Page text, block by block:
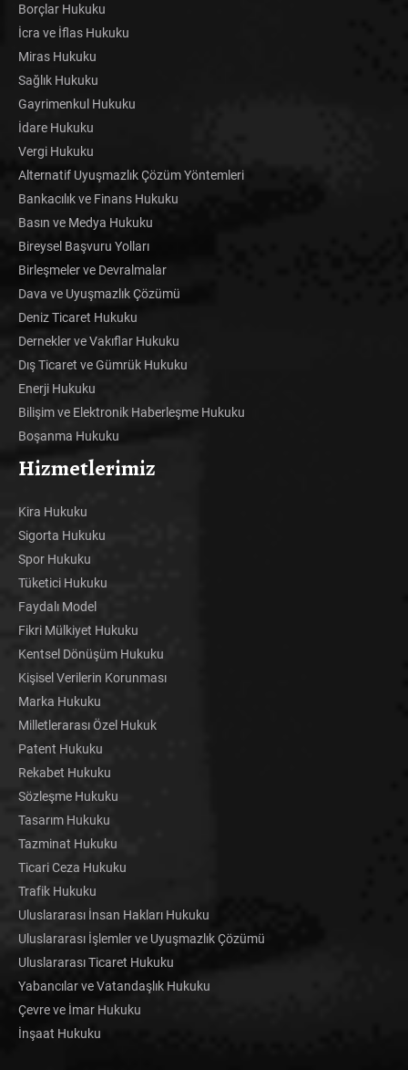
Borçlar Hukuku
İcra ve İflas Hukuku
Miras Hukuku
Sağlık Hukuku
Gayrimenkul Hukuku
İdare Hukuku
Vergi Hukuku
Alternatif Uyuşmazlık Çözüm Yöntemleri
Bankacılık ve Finans Hukuku
Basın ve Medya Hukuku
Bireysel Başvuru Yolları
Birleşmeler ve Devralmalar
Dava ve Uyuşmazlık Çözümü
Deniz Ticaret Hukuku
Dernekler ve Vakıflar Hukuku
Dış Ticaret ve Gümrük Hukuku
Enerji Hukuku
Bilişim ve Elektronik Haberleşme Hukuku
Boşanma Hukuku
Hizmetlerimiz
Kira Hukuku
Sigorta Hukuku
Spor Hukuku
Tüketici Hukuku
Faydalı Model
Fikri Mülkiyet Hukuku
Kentsel Dönüşüm Hukuku
Kişisel Verilerin Korunması
Marka Hukuku
Milletlerarası Özel Hukuk
Patent Hukuku
Rekabet Hukuku
Sözleşme Hukuku
Tasarım Hukuku
Tazminat Hukuku
Ticari Ceza Hukuku
Trafik Hukuku
Uluslararası İnsan Hakları Hukuku
Uluslararası İşlemler ve Uyuşmazlık Çözümü
Uluslararası Ticaret Hukuku
Yabancılar ve Vatandaşlık Hukuku
Çevre ve İmar Hukuku
İnşaat Hukuku